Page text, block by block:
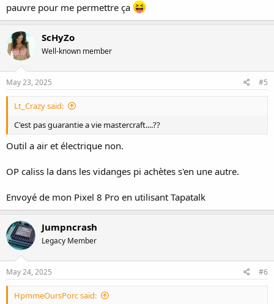
pauvre pour me permettre ça
ScHyZo
Well-known member
May 23, 2025 #5
Lt_Crazy said:
C'est pas guarantie a vie mastercraft....??
Outil a air et électrique non.
OP caliss la dans les vidanges pi achètes s'en une autre.
Envoyé de mon Pixel 8 Pro en utilisant Tapatalk
Jumpncrash
Legacy Member
May 24, 2025 #6
HpmmeOursPorc said: